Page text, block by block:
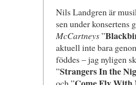
Nils Landgren är
sen under
McCartneys”
aktuell inte bara
föddes – jag nyligen
”Strangers In the